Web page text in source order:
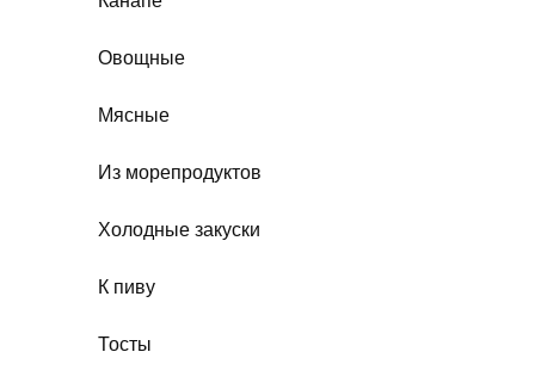
Овощные
Мясные
Из морепродуктов
Холодные закуски
К пиву
Тосты